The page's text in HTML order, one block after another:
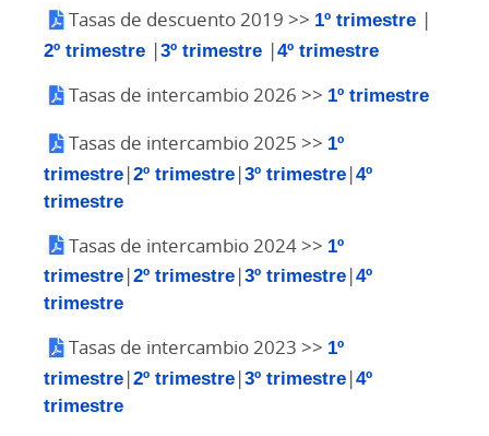
Tasas de descuento 2019 >> 1º trimestre |
2º trimestre |3º trimestre |4º trimestre
Tasas de intercambio 2026 >> 1º trimestre
Tasas de intercambio 2025 >> 1º
trimestre|2º trimestre|3º trimestre|4º
trimestre
Tasas de intercambio 2024 >> 1º
trimestre|2º trimestre|3º trimestre|4º
trimestre
Tasas de intercambio 2023 >> 1º
trimestre|2º trimestre|3º trimestre|4º
trimestre